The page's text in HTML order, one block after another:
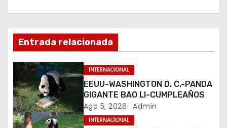
c
i
ó
n
d
e
Entrada relacionada
INTERNACIONAL
EEUU-WASHINGTON D. C.-PANDA
GIGANTE BAO LI-CUMPLEAÑOS
Ago 5, 2026 Admin
INTERNACIONAL